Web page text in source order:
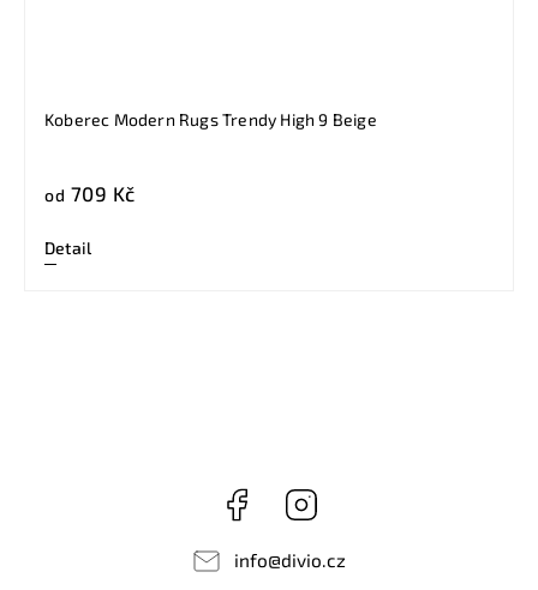
Koberec Modern Rugs Trendy High 9 Beige
od 709 Kč
Detail
Facebook
info@divio.cz